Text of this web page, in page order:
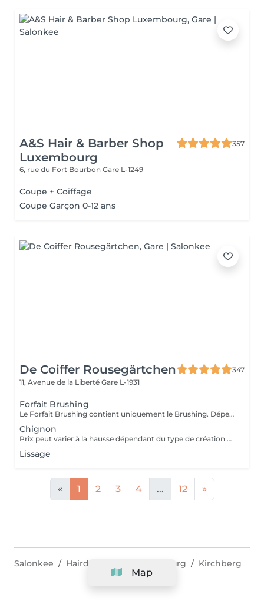
A&S Hair & Barber Shop
Luxembourg
357
6, rue du Fort Bourbon Gare L-1249
Coupe + Coiffage
Coupe Garçon 0-12 ans
De Coiffer Rousegärtchen
347
11, Avenue de la Liberté Gare L-1931
Forfait Brushing
Le Forfait Brushing contient uniquement le Brushing. Dépendant de la longueur des cheveux, le prix peut varier. En cas de questions veuillez appeler au +352 27 70 21 25.
Chignon
Prix peut varier à la hausse dépendant du type de création finalement réalisée.
Lissage
« 1 2 3 4 ... 12 »
Map
Salonkee Hairdressers Luxembourg Kirchberg